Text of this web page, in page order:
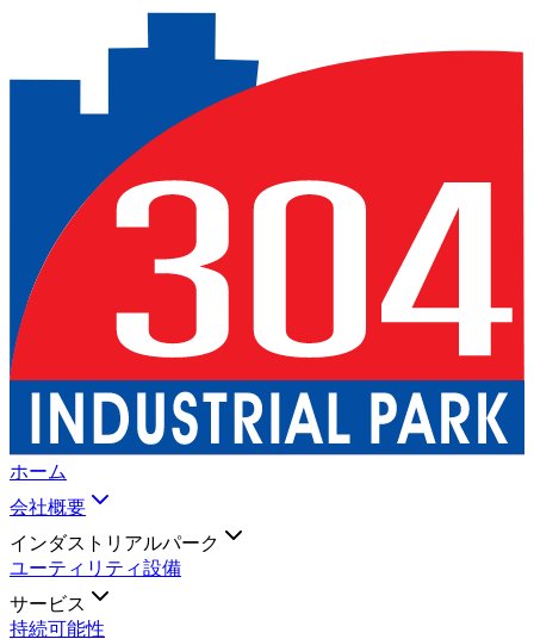
ホーム
会社概要
インダストリアルパーク
ユーティリティ設備
サービス
持続可能性